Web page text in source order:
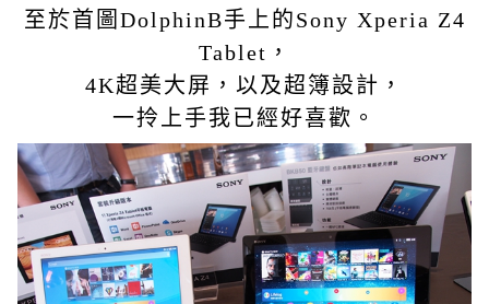
至於首圖DolphinB手上的Sony Xperia Z4
Tablet，
4K超美大屏，以及超簿設計，
一拎上手我已經好喜歡。